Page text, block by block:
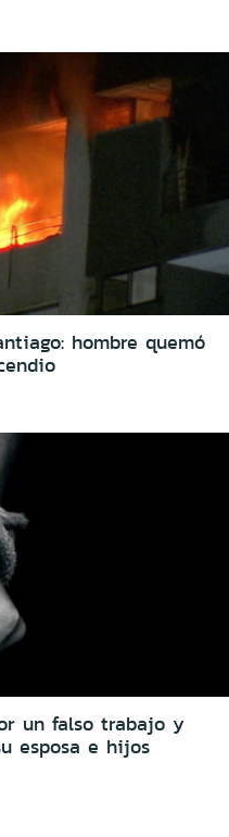
hombre quemó
un falso trabajo y
esposa e hijos